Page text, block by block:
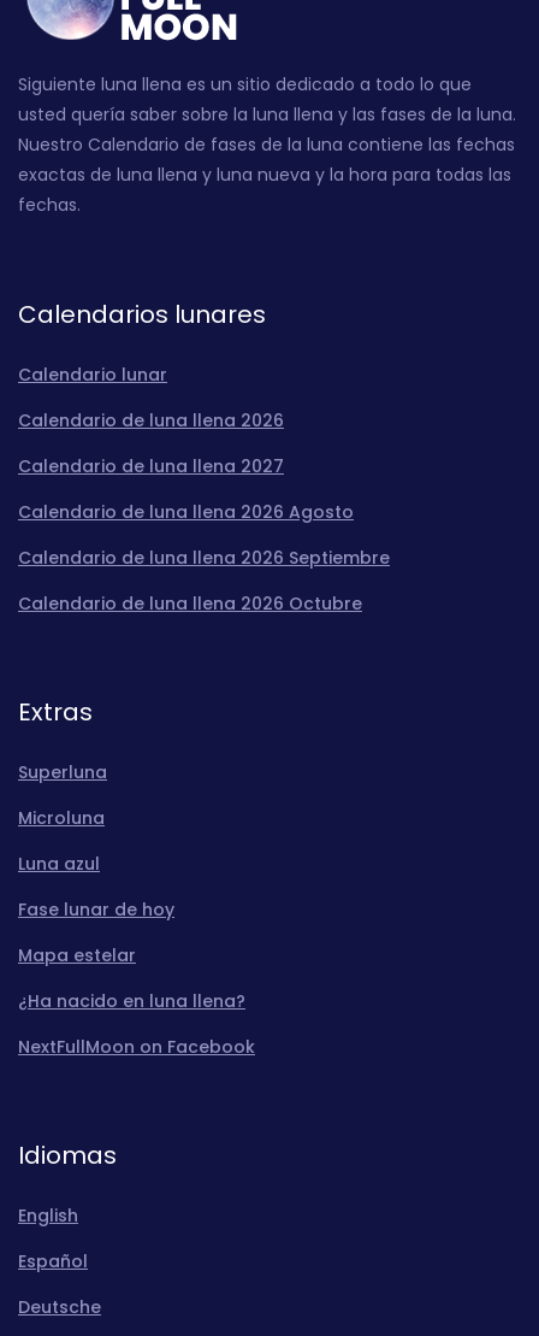
Siguiente luna llena es un sitio dedicado a todo lo que
usted quería saber sobre la luna llena y las fases de la luna.
Nuestro Calendario de fases de la luna contiene las fechas
exactas de luna llena y luna nueva y la hora para todas las
fechas.
Calendarios lunares
Calendario lunar
Calendario de luna llena 2026
Calendario de luna llena 2027
Calendario de luna llena 2026 Agosto
Calendario de luna llena 2026 Septiembre
Calendario de luna llena 2026 Octubre
Extras
Superluna
Microluna
Luna azul
Fase lunar de hoy
Mapa estelar
¿Ha nacido en luna llena?
NextFullMoon on Facebook
Idiomas
English
Español
Deutsche